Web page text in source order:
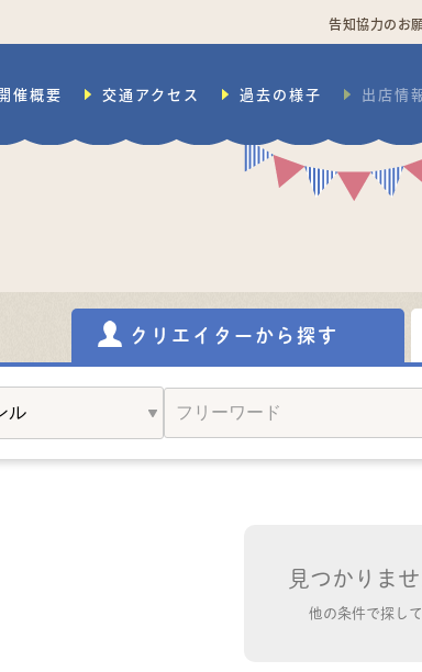
告知協力のお
催概要 交通アクセス 過去の様子 出店情
クリエイターから探す
見つかりませ
他の条件で探し